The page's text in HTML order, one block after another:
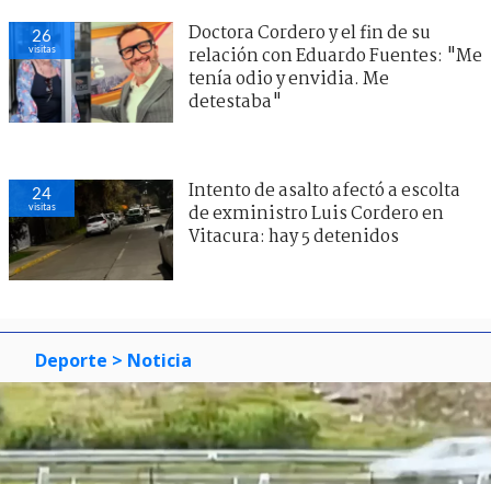
26
visitas
Doctora Cordero y el fin de su
relación con Eduardo Fuentes: "Me
tenía odio y envidia. Me
detestaba"
24
visitas
Intento de asalto afectó a escolta
de exministro Luis Cordero en
Vitacura: hay 5 detenidos
Deporte > Noticia